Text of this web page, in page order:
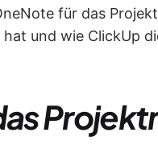
für das
und wie ClickUp